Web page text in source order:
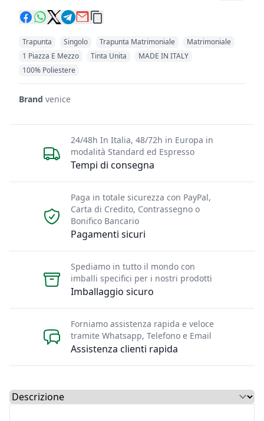
Trapunta Singolo Trapunta Matrimoniale
Matrimoniale
1 Piazza E Mezzo
Tinta Unita
MADE IN ITALY
100% Poliestere
Brand venice
Tempi di consegna
24/48h In Italia, 48/72h in Europa in
modalità Standard ed Espresso
Pagamenti sicuri
Paga in totale sicurezza con PayPal,
Carta di Credito, Contrassegno o
Bonifico Bancario
Imballaggio sicuro
Spediamo in tutto il mondo con
imballi specifici per i nostri prodotti
Assistenza clienti rapida
Forniamo assistenza rapida e veloce
tramite Whatsapp, Telefono e Email
Select a tab